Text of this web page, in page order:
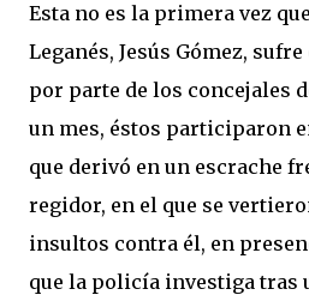
Esta no es la primera vez
Leganés, Jesús Gómez,
por parte de los concejales
un mes, éstos participaron
que derivó en un escrache
regidor, en el que se
insultos contra él, en
que la policía investiga tras